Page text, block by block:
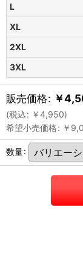
L
XL
2XL
3XL
販売価格: ￥
(税込: ￥4,950)
希望小売価格: ￥
数量: